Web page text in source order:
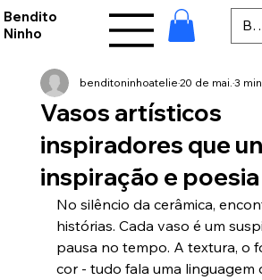
Bendito
Ninho
Vasos artísticos
inspiradores que
inspiração e poesia
benditoninhoatelie20 de mai.3
No silêncio da cerâmica,
histórias. Cada vaso é um
pausa no tempo. A textura, o
cor - tudo fala uma linguagem